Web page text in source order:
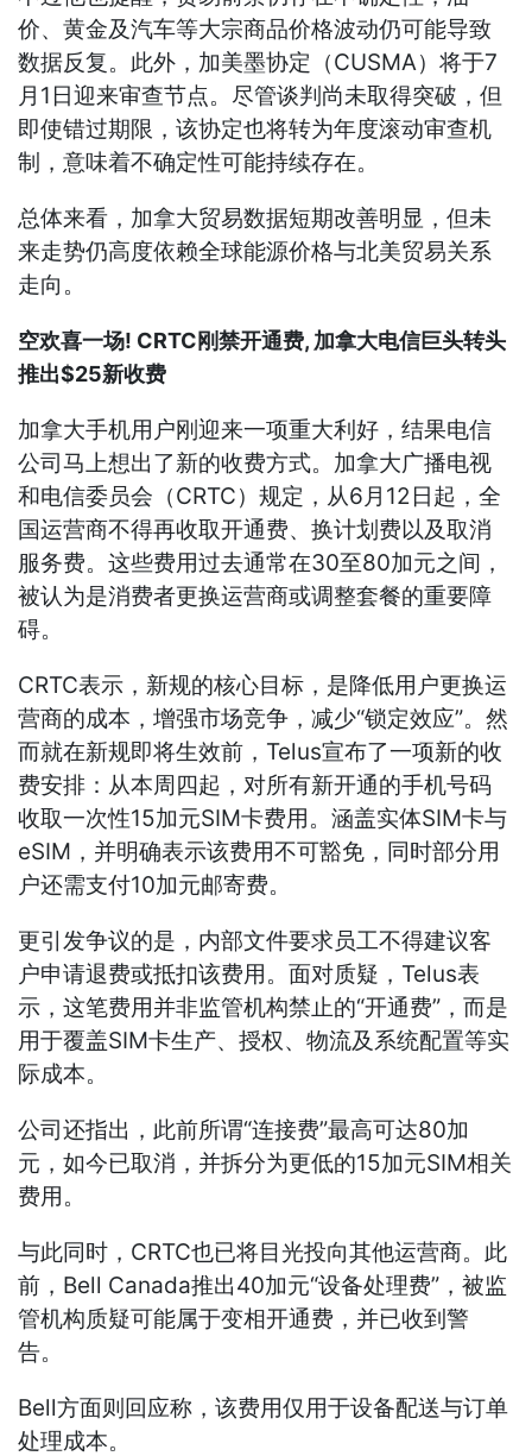
价、黄金及汽车等大宗商品价格波动仍可能导致
数据反复。此外，加美墨协定（CUSMA）将于7
月1日迎来审查节点。尽管谈判尚未取得突破，但
即使错过期限，该协定也将转为年度滚动审查机
制，意味着不确定性可能持续存在。
总体来看，加拿大贸易数据短期改善明显，但未
来走势仍高度依赖全球能源价格与北美贸易关系
走向。
空欢喜一场! CRTC刚禁开通费, 加拿大电信巨头转头
推出$25新收费
加拿大手机用户刚迎来一项重大利好，结果电信
公司马上想出了新的收费方式。加拿大广播电视
和电信委员会（CRTC）规定，从6月12日起，全
国运营商不得再收取开通费、换计划费以及取消
服务费。这些费用过去通常在30至80加元之间，
被认为是消费者更换运营商或调整套餐的重要障
碍。
CRTC表示，新规的核心目标，是降低用户更换运
营商的成本，增强市场竞争，减少“锁定效应”。然
而就在新规即将生效前，Telus宣布了一项新的收
费安排：从本周四起，对所有新开通的手机号码
收取一次性15加元SIM卡费用。涵盖实体SIM卡与
eSIM，并明确表示该费用不可豁免，同时部分用
户还需支付10加元邮寄费。
更引发争议的是，内部文件要求员工不得建议客
户申请退费或抵扣该费用。面对质疑，Telus表
示，这笔费用并非监管机构禁止的“开通费”，而是
用于覆盖SIM卡生产、授权、物流及系统配置等实
际成本。
公司还指出，此前所谓“连接费”最高可达80加
元，如今已取消，并拆分为更低的15加元SIM相关
费用。
与此同时，CRTC也已将目光投向其他运营商。此
前，Bell Canada推出40加元“设备处理费”，被监
管机构质疑可能属于变相开通费，并已收到警
告。
Bell方面则回应称，该费用仅用于设备配送与订单
处理成本。